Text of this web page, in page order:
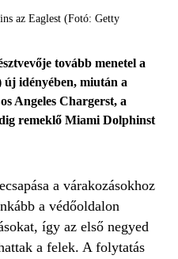
az Eaglest (Fotó: Getty
tovább menetel a
idényében, miután a
Angeles Chargerst, a
remeklő Miami Dolphinst
a várakozásokhoz
a védőoldalon
így az első negyed
a felek. A folytatás